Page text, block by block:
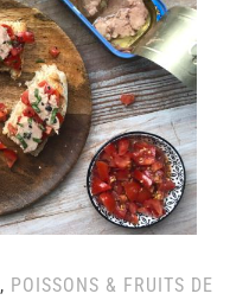
, POISSONS & FRUITS DE